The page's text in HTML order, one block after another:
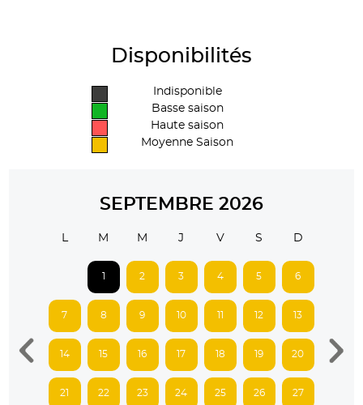
Disponibilités
Indisponible
Basse saison
Haute saison
Moyenne Saison
SEPTEMBRE 2026
M M J V S D
1 2 3 4 5 6
7 8 9 10 11 12 13
14 15 16 17 18 19 20
21 22 23 24 25 26 27